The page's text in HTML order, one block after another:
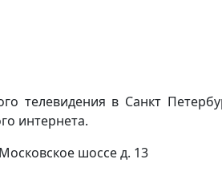
телевидения в Санкт
интернета.
шоссе д. 13